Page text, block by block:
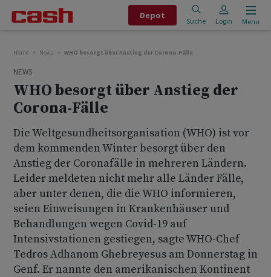
Depot
Suche Login Menu
Home News WHO besorgt über Anstieg der Corona-Fälle
NEWS
WHO besorgt über Anstieg der
Corona-Fälle
Die Weltgesundheitsorganisation (WHO) ist vor
dem kommenden Winter besorgt über den
Anstieg der Coronafälle in mehreren Ländern.
Leider meldeten nicht mehr alle Länder Fälle,
aber unter denen, die die WHO informieren,
seien Einweisungen in Krankenhäuser und
Behandlungen wegen Covid-19 auf
Intensivstationen gestiegen, sagte WHO-Chef
Tedros Adhanom Ghebreyesus am Donnerstag in
Genf. Er nannte den amerikanischen Kontinent